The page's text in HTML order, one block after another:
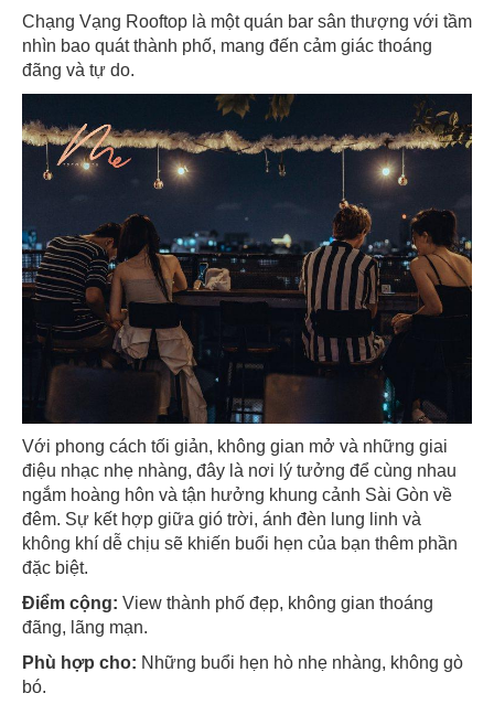
Chạng Vạng Rooftop là một quán bar sân thượng với tầm
nhìn bao quát thành phố, mang đến cảm giác thoáng
đãng và tự do.
Với phong cách tối giản, không gian mở và những giai
điệu nhạc nhẹ nhàng, đây là nơi lý tưởng để cùng nhau
ngắm hoàng hôn và tận hưởng khung cảnh Sài Gòn về
đêm. Sự kết hợp giữa gió trời, ánh đèn lung linh và
không khí dễ chịu sẽ khiến buổi hẹn của bạn thêm phần
đặc biệt.
Điểm cộng: View thành phố đẹp, không gian thoáng
đãng, lãng mạn.
Phù hợp cho: Những buổi hẹn hò nhẹ nhàng, không gò
bó.